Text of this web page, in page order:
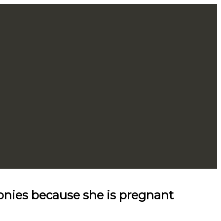
because she is pregnant